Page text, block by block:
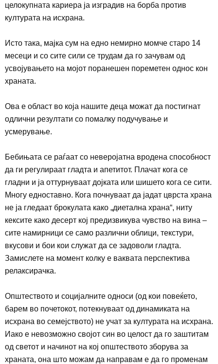
целокупната кариера ја изградив на борба против
културата на исхрана.
Исто така, мајка сум на едно немирно момче старо 14
месеци и со сите сили се трудам да го зачувам од
усвојувањето на мојот поранешен пореметен однос кон
храната.
Ова е област во која нашите деца можат да постигнат
одлични резултати со помалку подучување и
усмерување.
Бебињата се раѓаат со неверојатна вродена способност
да ги регулираат гладта и апетитот. Плачат кога се
гладни и ја оттурнуваат дојката или шишето кога се сити.
Многу едноставно. Кога почнуваат да јадат цврста храна
не ја гледаат брокулата како „диетална храна“, ниту
кексите како десерт кој предизвикува чувство на вина –
сите намирници се само различни облици, текстури,
вкусови и бои кои служат да се задоволи гладта.
Замислете на момент колку е ваквата перспектива
релаксирачка.
Општеството и социјалните односи (од кои повеќето,
барем во почетокот, потекнуваат од динамиката на
исхрана во семејството) не учат за културата на исхрана.
Иако е невозможно својот син во целост да го заштитам
од светот и начинот на кој општеството зборува за
храната, она што можам да направам е да го променам